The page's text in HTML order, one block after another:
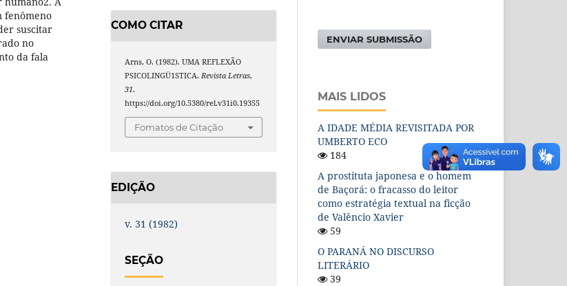
fenômeno
suscitar
no
da fala
COMO CITAR
Arns, O. (1982). UMA REFLEXÃO
PSICOLINGÜ1STICA.Revista Letras,
31.
https://doi.org/10.5380/rel.v31i0.19355
Fomatos de Citação
EDIÇÃO
v. 31 (1982)
SEÇÃO
ENVIAR SUBMISSÃO
MAIS LIDOS
A IDADE MÉDIA REVISITADA POR
UMBERTO ECO
184
A prostituta japonesa e o homem
de Baçorá: o fracasso do leitor
como estratégia textual na ficção
de Valêncio Xavier
59
O PARANÁ NO DISCURSO
LITERÁRIO
39